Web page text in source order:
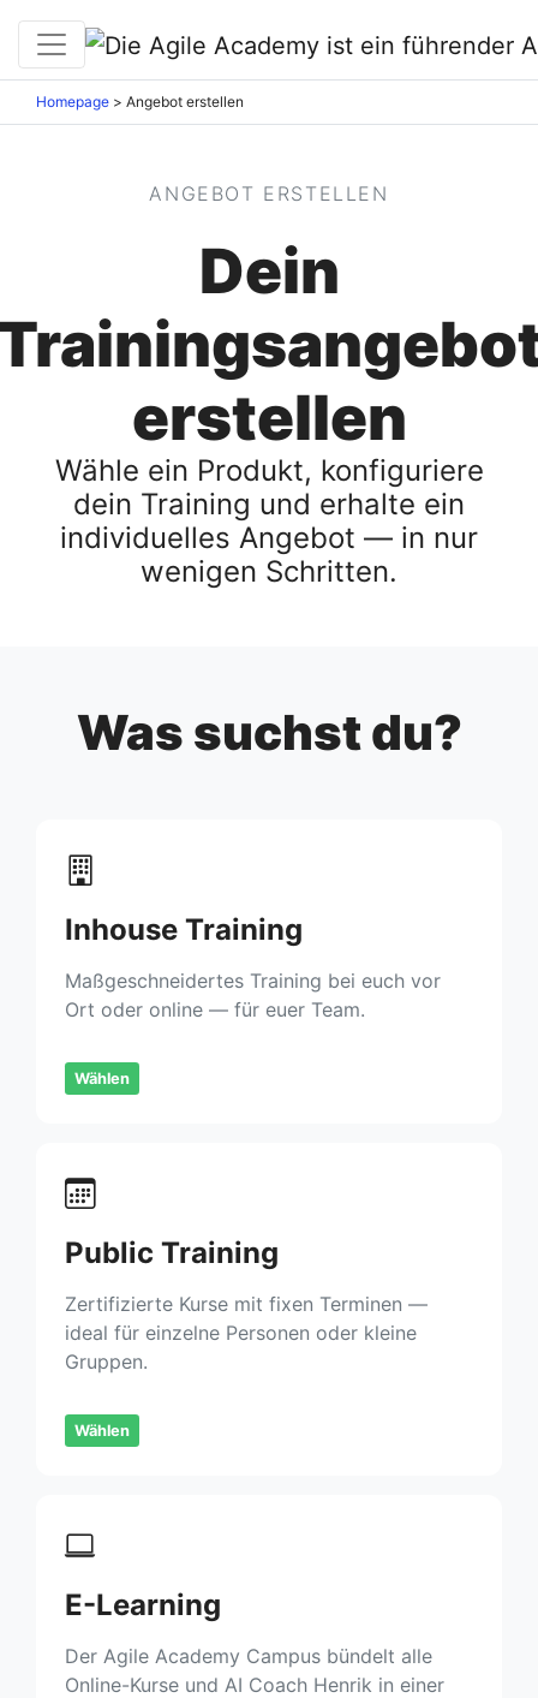
Homepage > Angebot erstellen
ANGEBOT ERSTELLEN
Dein
erstellen
Wähle ein Produkt, konfiguriere
dein Training und erhalte ein
individuelles Angebot — in nur
wenigen Schritten.
Was suchst du?
Inhouse Training
Maßgeschneidertes Training bei euch vor
Ort oder online — für euer Team.
Wählen
Public Training
Zertifizierte Kurse mit fixen Terminen —
ideal für einzelne Personen oder kleine
Gruppen.
Wählen
E-Learning
Der Agile Academy Campus bündelt alle
Online-Kurse und AI Coach Henrik in einer